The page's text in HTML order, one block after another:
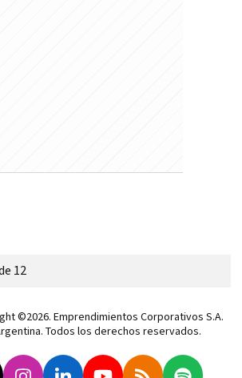
12
©2026. Emprendimientos Corporativos S.A.
Todos los derechos reservados.